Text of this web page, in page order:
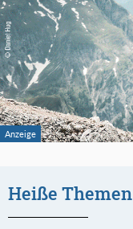
Heiße Themen